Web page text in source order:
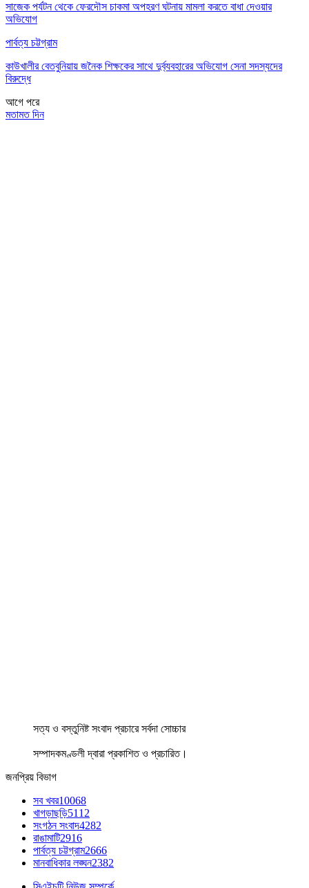
সাজেক পর্যটন থেকে ফেরদৌস চাকমা অপহরণ ঘটনায় মামলা করতে বাধা দেওয়ার
অভিযোগ
পার্বত্য চট্টগ্রাম
কাউখালীর বেতবুনিয়ায় জনৈক শিক্ষকের সাথে দুর্ব্যবহারের অভিযোগ সেনা সদস্যদের
বিরুদ্ধে
আগে পরে
মতামত দিন
সত্য ও বস্তুনিষ্ট সংবাদ প্রচারে সর্বদা সোচ্চার
সম্পাদকমণ্ডলী দ্বারা প্রকাশিত ও প্রচারিত।
জনপ্রিয় বিভাগ
সব খবর10068
খাগড়াছড়ি5112
সংগঠন সংবাদ4282
রাঙামাটি2916
পার্বত্য চট্টগ্রাম2666
মানবাধিকার লঙ্ঘন2382